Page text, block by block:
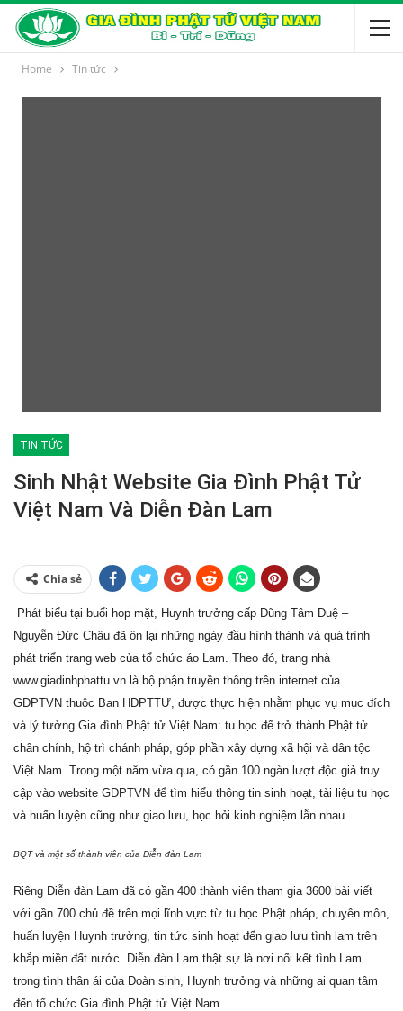
Home Tin tức
TIN TỨC
Sinh Nhật Website Gia Đình Phật Tử
Việt Nam Và Diễn Đàn Lam
Chia sẻ
Phát biểu tại buổi họp mặt, Huynh trưởng cấp Dũng Tâm Duệ –
Nguyễn Đức Châu đã ôn lại những ngày đầu hình thành và quá trình
phát triển trang web của tổ chức áo Lam. Theo đó, trang nhà
www.giadinhphattu.vn là bộ phận truyền thông trên internet của
GĐPTVN thuộc Ban HDPTTƯ, được thực hiện nhằm phục vụ mục đích
và lý tưởng Gia đình Phật tử Việt Nam: tu học để trở thành Phật tử
chân chính, hộ trì chánh pháp, góp phần xây dựng xã hội và dân tộc
Việt Nam. Trong một năm vừa qua, có gần 100 ngàn lượt độc giả truy
cập vào website GĐPTVN để tìm hiểu thông tin sinh hoạt, tài liệu tu học
và huấn luyện cũng như giao lưu, học hỏi kinh nghiệm lẫn nhau.
BQT và một số thành viên của Diễn đàn Lam
Riêng Diễn đàn Lam đã có gần 400 thành viên tham gia 3600 bài viết
với gần 700 chủ đề trên mọi lĩnh vực từ tu học Phật pháp, chuyên môn,
huấn luyện Huynh trưởng, tin tức sinh hoạt đến giao lưu tình lam trên
khắp miền đất nước. Diễn đàn Lam thật sự là nơi nối kết tình Lam
trong tình thân ái của Đoàn sinh, Huynh trưởng và những ai quan tâm
đến tổ chức Gia đình Phật tử Việt Nam.